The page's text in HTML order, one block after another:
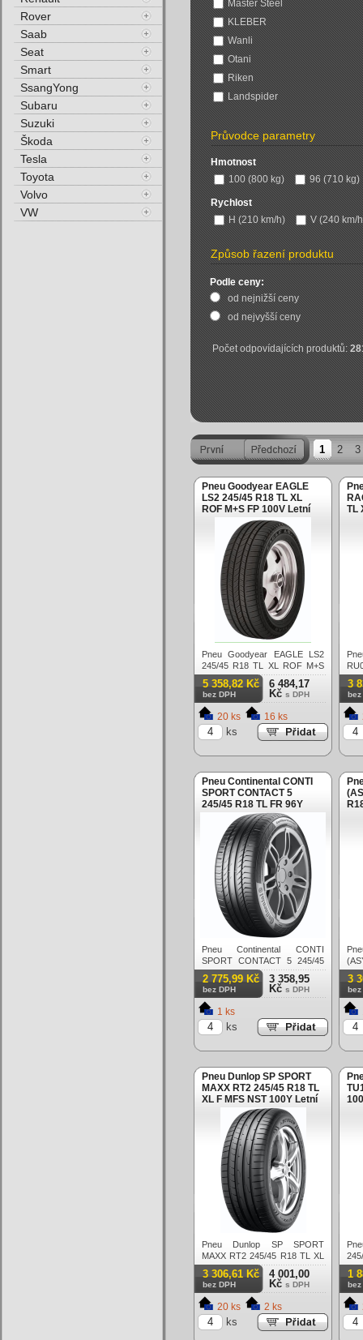
Master Steel
KLEBER
Wanli
Otani
Riken
Landspider
Průvodce parametry
Hmotnost
100 (800 kg)
96 (710 kg)
Rychlost
H (210 km/h)
V (240 km/
Způsob řazení produktu
Podle ceny:
od nejnižší ceny
od nejvyšší ceny
Počet odpovídajících produktů:
1 2 3
Pneu Goodyear EAGLE
LS2 245/45 R18 TL XL
ROF M+S FP 100V Letní
Pneu Goodyear EAGLE LS2
245/45 R18 TL XL ROF M+S
FP 100V Letní
5 358,82 Kč
bez DPH
6 484,17
Kč s DPH
20 ks 16 ks
ks
TL
3
bez
Pneu Continental CONTI
SPORT CONTACT 5
245/45 R18 TL FR 96Y
Pneu Continental CONTI
SPORT CONTACT 5 245/45
R18 TL FR 96Y Letní
2 775,99 Kč
bez DPH
3 358,95
Kč s DPH
1 ks
ks
TL
3
bez
Pneu Dunlop SP SPORT
MAXX RT2 245/45 R18 TL
XL F MFS NST 100Y Letní
Pneu Dunlop SP SPORT
MAXX RT2 245/45 R18 TL XL
F MFS NST 100Y Letní
3 306,61 Kč
bez DPH
4 001,00
Kč s DPH
20 ks 2 ks
ks
1
bez
Rover
Saab
Seat
Smart
SsangYong
Subaru
Suzuki
Škoda
Tesla
Toyota
Volvo
VW